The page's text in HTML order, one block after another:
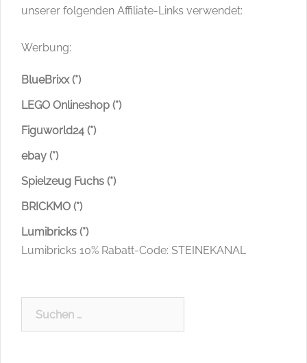
unserer folgenden Affiliate-Links verwendet:
Werbung:
BlueBrixx (*)
LEGO Onlineshop (*)
Figuworld24 (*)
ebay (*)
Spielzeug Fuchs (*)
BRICKMO (*)
Lumibricks (*)
Lumibricks 10% Rabatt-Code: STEINEKANAL